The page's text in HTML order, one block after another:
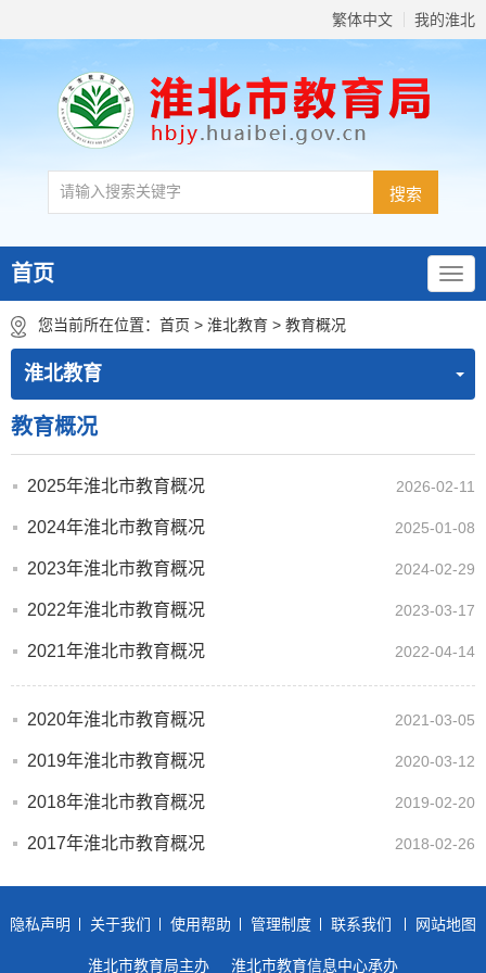
繁体中文 我的淮北
首页
您当前所在位置： 首页 > 淮北教育 > 教育概况
淮北教育
教育概况
2025年淮北市教育概况 2026-02-11
2024年淮北市教育概况 2025-01-08
2023年淮北市教育概况 2024-02-29
2022年淮北市教育概况 2023-03-17
2021年淮北市教育概况 2022-04-14
2020年淮北市教育概况 2021-03-05
2019年淮北市教育概况 2020-03-12
2018年淮北市教育概况 2019-02-20
2017年淮北市教育概况 2018-02-26
隐私声明 关于我们 使用帮助 管理制度 联系我们 网站地图
淮北市教育局主办 淮北市教育信息中心承办